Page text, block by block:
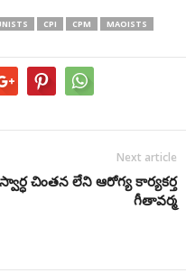
CPI CPM
MAOISTS
Next article
స్వార్ధ చింతన లేని ఆరోగ్య కార్యకర్త
గీతావర్మ